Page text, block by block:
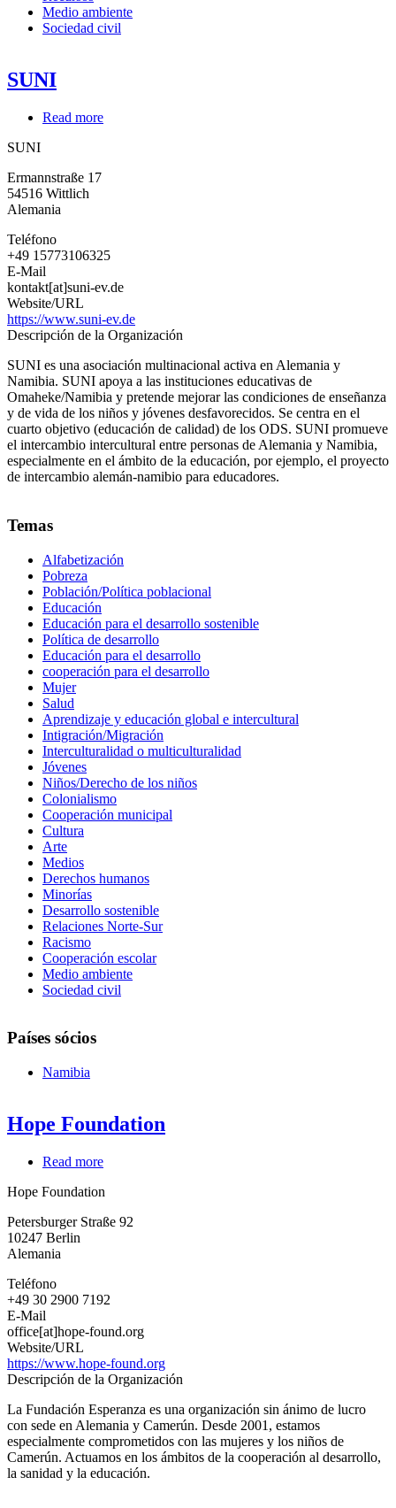
Medio ambiente
Sociedad civil
SUNI
Read more
SUNI
Ermannstraße 17
54516 Wittlich
Alemania
Teléfono
+49 15773106325
E-Mail
kontakt[at]suni-ev.de
Website/URL
https://www.suni-ev.de
Descripción de la Organización
SUNI es una asociación multinacional activa en Alemania y
Namibia. SUNI apoya a las instituciones educativas de
Omaheke/Namibia y pretende mejorar las condiciones de enseñanza
y de vida de los niños y jóvenes desfavorecidos. Se centra en el
cuarto objetivo (educación de calidad) de los ODS. SUNI promueve
el intercambio intercultural entre personas de Alemania y Namibia,
especialmente en el ámbito de la educación, por ejemplo, el proyecto
de intercambio alemán-namibio para educadores.
Temas
Alfabetización
Pobreza
Población/Política poblacional
Educación
Educación para el desarrollo sostenible
Política de desarrollo
Educación para el desarrollo
cooperación para el desarrollo
Mujer
Salud
Aprendizaje y educación global e intercultural
Intigración/Migración
Interculturalidad o multiculturalidad
Jóvenes
Niños/Derecho de los niños
Colonialismo
Cooperación municipal
Cultura
Arte
Medios
Derechos humanos
Minorías
Desarrollo sostenible
Relaciones Norte-Sur
Racismo
Cooperación escolar
Medio ambiente
Sociedad civil
Países sócios
Namibia
Hope Foundation
Read more
Foundation
Hope Foundation
Petersburger Straße 92
10247 Berlin
Alemania
Teléfono
+49 30 2900 7192
E-Mail
office[at]hope-found.org
Website/URL
https://www.hope-found.org
Descripción de la Organización
La Fundación Esperanza es una organización sin ánimo de lucro
con sede en Alemania y Camerún. Desde 2001, estamos
especialmente comprometidos con las mujeres y los niños de
Camerún. Actuamos en los ámbitos de la cooperación al desarrollo,
la sanidad y la educación.